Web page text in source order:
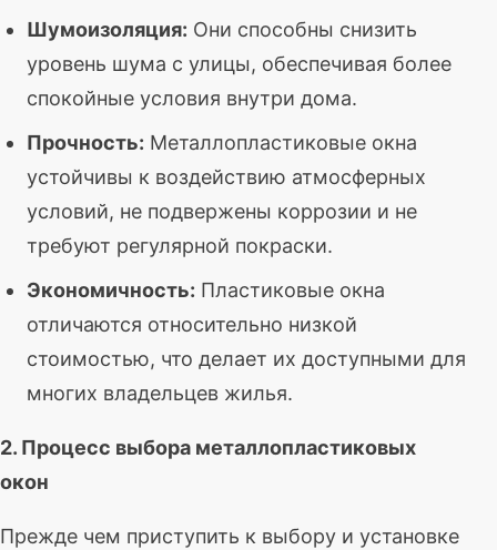
Шумоизоляция: Они способны снизить
уровень шума с улицы, обеспечивая более
спокойные условия внутри дома.
Прочность: Металлопластиковые окна
устойчивы к воздействию атмосферных
условий, не подвержены коррозии и не
требуют регулярной покраски.
Экономичность: Пластиковые окна
отличаются относительно низкой
стоимостью, что делает их доступными для
многих владельцев жилья.
2. Процесс выбора металлопластиковых
окон
Прежде чем приступить к выбору и установке